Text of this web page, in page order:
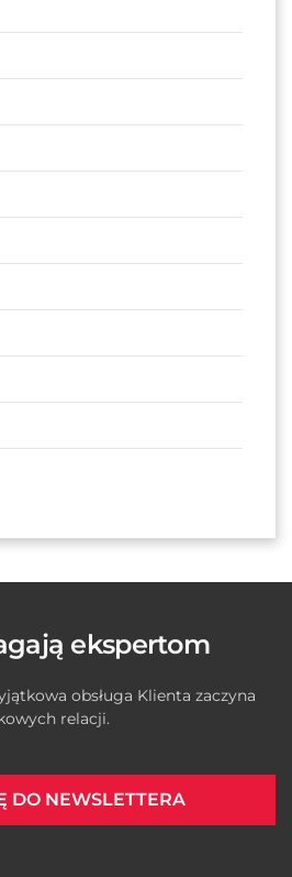
ekspertom
obsługa Klienta zaczyna
relacji.
DO NEWSLETTERA